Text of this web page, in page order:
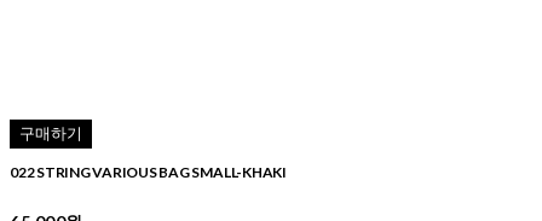
구매하기
022 STRING VARIOUS BAG SMALL-KHAKI